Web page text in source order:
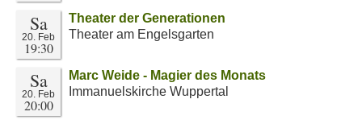
Sa
20. Feb
19:30
Theater der Generationen
Theater am Engelsgarten
Sa
20. Feb
20:00
Marc Weide - Magier des Monats
Immanuelskirche Wuppertal